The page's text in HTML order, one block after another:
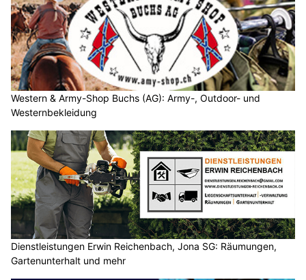
Western & Army-Shop Buchs (AG): Army-, Outdoor- und
Westernbekleidung
Dienstleistungen Erwin Reichenbach, Jona SG: Räumungen,
Gartenunterhalt und mehr